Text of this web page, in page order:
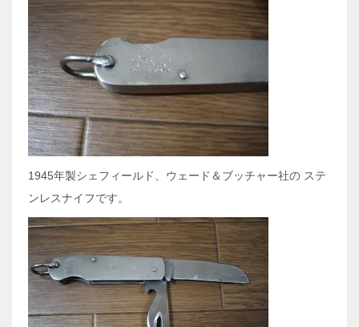
1945年製シェフィールド、ウェード＆ブッチャー社の ステ
ンレスナイフです。